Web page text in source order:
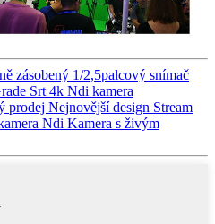
zásobený 1/2,5palcový snímač
Srt 4k Ndi kamera
Nejnovější design Stream
Ndi Kamera s živým